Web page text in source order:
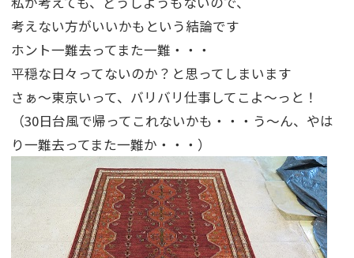
考えない方がいいかもという結論です
ホント一難去ってまた一難・・・
平穏な日々ってないのか？と思ってしまいます
さぁ～東京いって、バリバリ仕事してこよ～っと！
（30日台風で帰ってこれないかも・・・う～ん、やは
り一難去ってまた一難か・・・）